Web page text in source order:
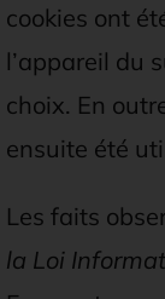
cookies ont
l’appareil du
choix. En
ensuite été
Les faits
la Loi